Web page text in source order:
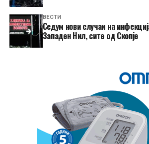
ВЕСТИ
Седум нови случаи на
Западен Нил, сите од Скопје